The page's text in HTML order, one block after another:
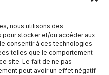
nous utilisons des
stocker et/ou accéder aux
consentir à ces technologies
telles que le comportement
site. Le fait de ne pas
peut avoir un effet négatif